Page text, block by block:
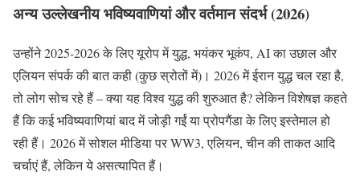
अन्य उल्लेखनीय भविष्यवाणियां और वर्तमान संदर्भ (2026)
उन्होंने 2025-2026 के लिए यूरोप में युद्ध, भयंकर भूकंप, AI का उछाल और
एलियन संपर्क की बात कही (कुछ स्रोतों में)। 2026 में ईरान युद्ध चल रहा है,
तो लोग सोच रहे हैं – क्या यह विश्व युद्ध की शुरुआत है? लेकिन विशेषज्ञ कहते
हैं कि कई भविष्यवाणियां बाद में जोड़ी गईं या प्रोपगैंडा के लिए इस्तेमाल हो
रही हैं। 2026 में सोशल मीडिया पर WW3, एलियन, चीन की ताकत आदि
चर्चाएं हैं, लेकिन ये असत्यापित हैं।